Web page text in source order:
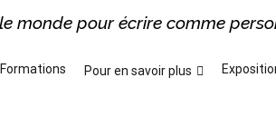
monde pour écrire comme
Formations Pour en savoir plus